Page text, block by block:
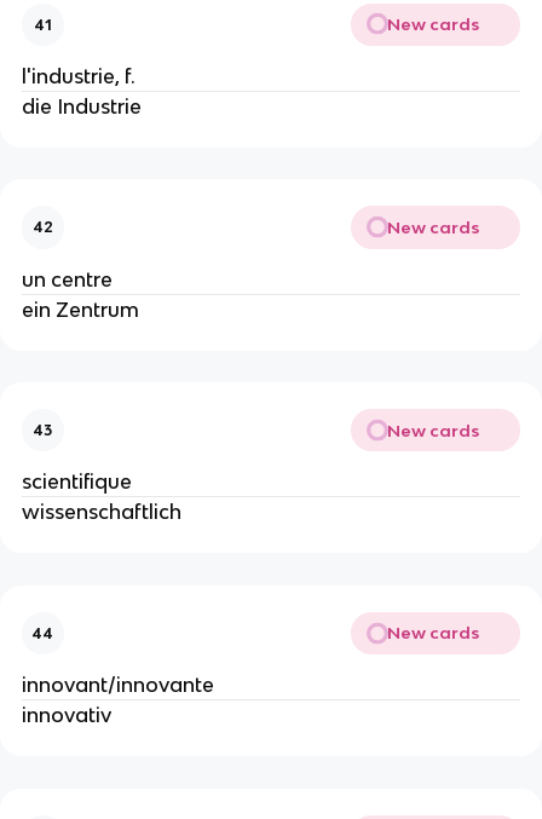
41 New cards
l'industrie, f.
die Industrie
42 New cards
un centre
ein Zentrum
43 New cards
scientifique
wissenschaftlich
44 New cards
innovant/innovante
innovativ